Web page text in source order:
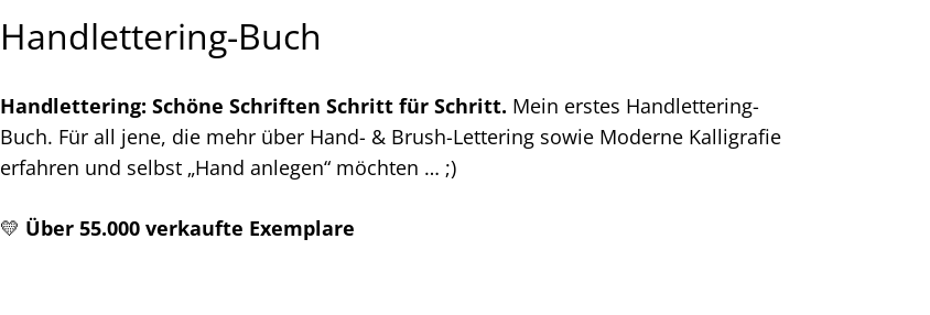
Handlettering-Buch
Handlettering: Schöne Schriften Schritt für Schritt. Mein erstes Handlettering-
Buch. Für all jene, die mehr über Hand- & Brush-Lettering sowie Moderne Kalligrafie
erfahren und selbst „Hand anlegen“ möchten … ;)
💛 Über 55.000 verkaufte Exemplare